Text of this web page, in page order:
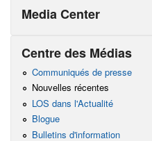
Media Center
Centre des Médias
Communiqués de presse
Nouvelles récentes
LOS dans l'Actualité
Blogue
Bulletins d'information